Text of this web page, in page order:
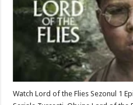
Watch Lord of the Flies Sezonul 1